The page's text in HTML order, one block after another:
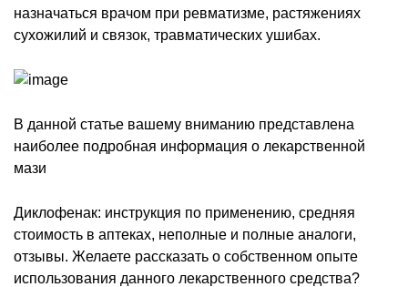
назначаться врачом при ревматизме, растяжениях
сухожилий и связок, травматических ушибах.
В данной статье вашему вниманию представлена
наиболее подробная информация о лекарственной
мази
Диклофенак: инструкция по применению, средняя
стоимость в аптеках, неполные и полные аналоги,
отзывы. Желаете рассказать о собственном опыте
использования данного лекарственного средства?